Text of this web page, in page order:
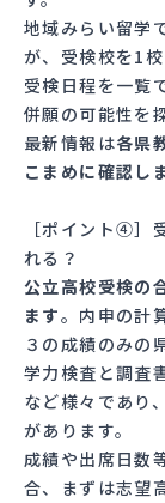
地域みらい留学
が、受検校を1
受検日程を一覧
併願の可能性を
最新情報は各県
こまめに確認し
［ポイント④］
れる？
公立高校受検の
ます。内申の計
３の成績のみの
学力検査と調査
など様々であり
があります。
成績や出席日数
合、まずは志望